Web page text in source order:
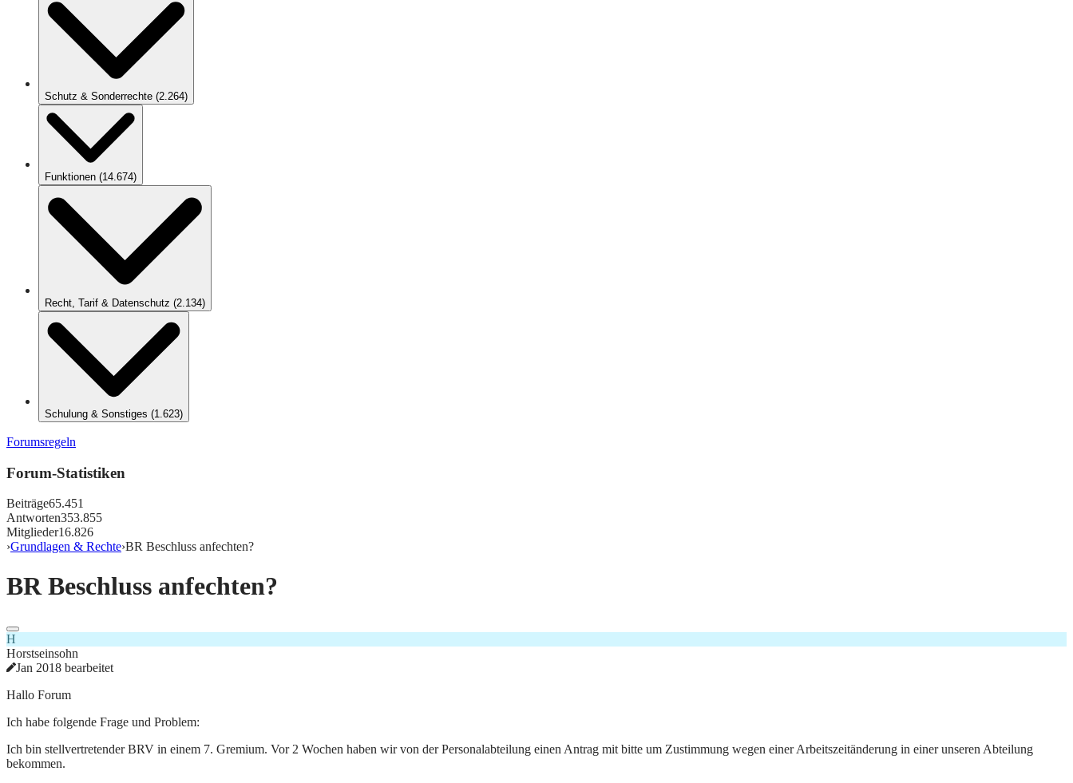
Schutz & Sonderrechte (2.264)
Funktionen (14.674)
Recht, Tarif & Datenschutz (2.134)
Schulung & Sonstiges (1.623)
Forumsregeln
Forum-Statistiken
Beiträge65.451
Antworten353.855
Mitglieder16.826
›Grundlagen & Rechte›BR Beschluss anfechten?
BR Beschluss anfechten?
H
Horstseinsohn
Jan 2018 bearbeitet
Hallo Forum
Ich habe folgende Frage und Problem:
Ich bin stellvertretender BRV in einem 7. Gremium. Vor 2 Wochen haben wir von der Personalabteilung einen Antrag mit bitte um Zustimmung wegen einer Arbeitszeitänderung in einer unseren Abteilung
bekommen.